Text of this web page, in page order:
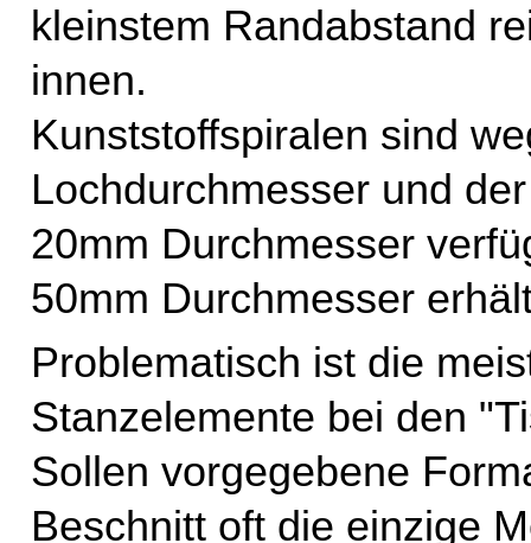
kleinstem Randabstand
innen.
Kunststoffspiralen sind
Lochdurchmesser und
20mm Durchmesser
50mm Durchmesser
Problematisch ist die
Stanzelemente bei den
Sollen vorgegebene
Beschnitt oft die einzige